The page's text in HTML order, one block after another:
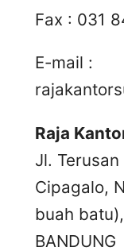
Fax : 031
E-mail :
Raja
Jl. Terusan
Cipagalo,
buah batu),
BANDUNG